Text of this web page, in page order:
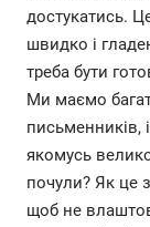
достукатись.
швидко і
треба бути
Ми маємо
письменників,
якомусь
почули? Як це
щоб не